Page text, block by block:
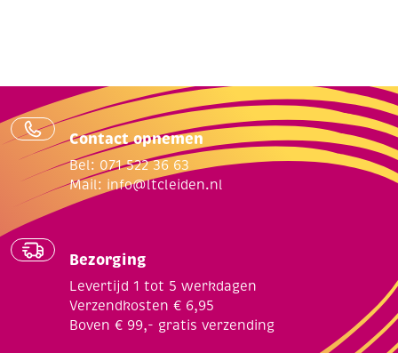
Contact opnemen
Bel: 071 522 36 63
Mail: info@ltcleiden.nl
Bezorging
Levertijd 1 tot 5 werkdagen
Verzendkosten € 6,95
Boven € 99,- gratis verzending